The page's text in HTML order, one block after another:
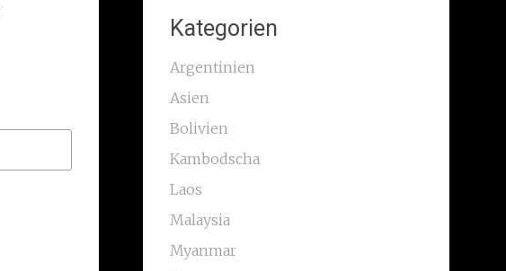
Kategorien
Argentinien
Asien
Bolivien
Kambodscha
Laos
Malaysia
Myanmar